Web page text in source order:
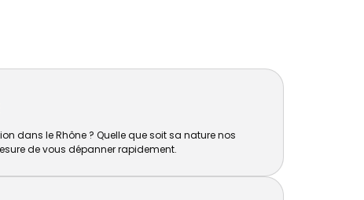
dans le Rhône ? Quelle que soit sa nature nos
de vous dépanner rapidement.